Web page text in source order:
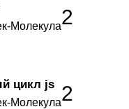
Молекула2
цикл js
Молекула2